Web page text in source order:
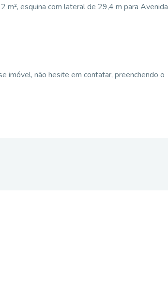
esquina com lateral de 29,4 m para Avenida
imóvel, não hesite em contatar, preenchendo o